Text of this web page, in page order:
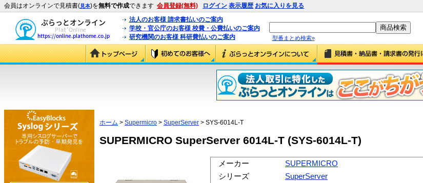
会員はオンラインで見積書(見本)を無料で作成できます 会員登録(無料) ログイン 表示履歴 お気に入りを見る
法人のお客様 請求書払いのご案内
学校・官公庁のお客様 校費・公費払いのご案内
研究機関のお客様 科研費払いのご案内
型番まとめ検索»
ホーム > Supermicro > SuperServer > SYS-6014L-T
SUPERMICRO SuperServer 6014L-T (SYS-6014L-T)
メーカー
SUPERMICRO
シリーズ
SuperServer